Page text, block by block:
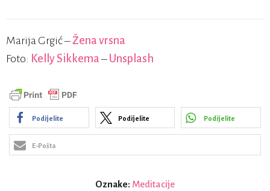
Marija Grgić –Žena vrsna
Foto: Kelly Sikkema– Unsplash
Podijelite Podijelite Podijelite
E-Pošta
Oznake: Meditacije